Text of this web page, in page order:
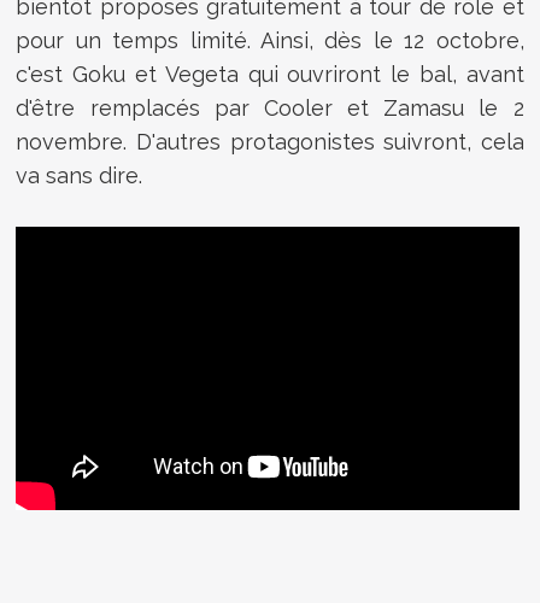
bientôt proposés gratuitement à tour de rôle et
pour un temps limité. Ainsi, dès le 12 octobre,
c'est Goku et Vegeta qui ouvriront le bal, avant
d'être remplacés par Cooler et Zamasu le 2
novembre. D'autres protagonistes suivront, cela
va sans dire.